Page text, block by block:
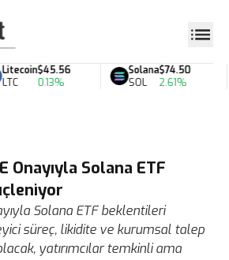
$45.56
0.13%
Solana
SOL
$74.50
2.61%
Onayıyla Solana ETF
Solana ETF beklentileri
süreç, likidite ve kurumsal talep
yatırımcılar temkinli ama